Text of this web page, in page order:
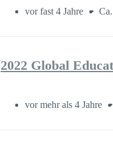
vor fast 4 Jahre
2022 Global
vor mehr als 4 Jahre